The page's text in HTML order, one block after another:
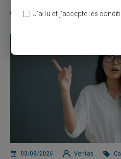
Articles similaires
03/08/2026 Veritas
J’ai lu et j’accepte les